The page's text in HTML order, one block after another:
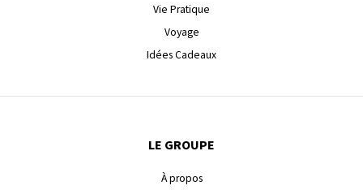
Vie Pratique
Voyage
Idées Cadeaux
LE GROUPE
À propos